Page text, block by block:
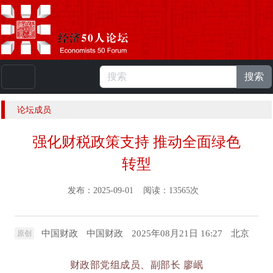
人 |English
搜索
论坛成员
强化财税政策支持 推动全面绿色
转型
发布：2025-09-01 阅读：13565次
原创 中国财政 中国财政 2025年08月21日 16:27 北京
财政部党组成员、副部长 廖岷